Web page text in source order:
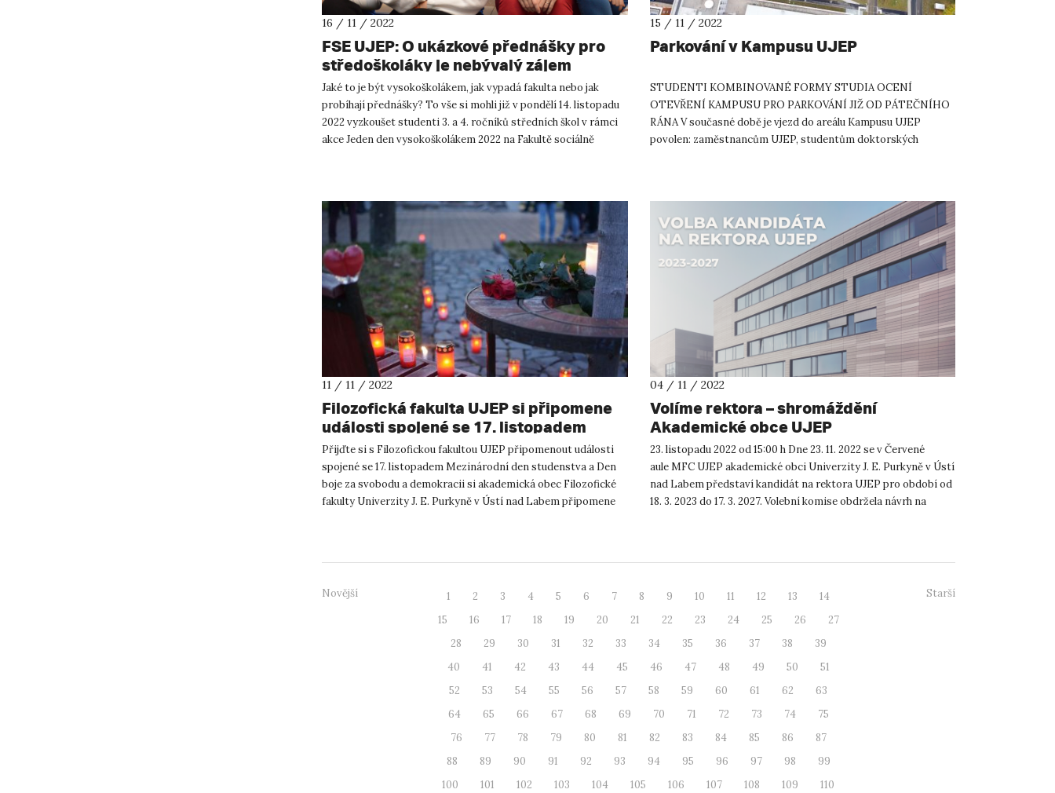
16 / 11 / 2022
FSE UJEP: O ukázkové přednášky pro
středoškoláky je nebývalý zájem
Jaké to je být vysokoškolákem, jak vypadá fakulta nebo jak
probíhají přednášky? To vše si mohli již v pondělí 14. listopadu
2022 vyzkoušet studenti 3. a 4. ročníků středních škol v rámci
akce Jeden den vysokoškolákem 2022 na Fakultě sociálně
15 / 11 / 2022
Parkování v Kampusu UJEP
STUDENTI KOMBINOVANÉ FORMY STUDIA OCENÍ
OTEVŘENÍ KAMPUSU PRO PARKOVÁNÍ JIŽ OD PÁTEČNÍHO
RÁNA V současné době je vjezd do areálu Kampusu UJEP
povolen: zaměstnancům UJEP, studentům doktorských
11 / 11 / 2022
Filozofická fakulta UJEP si připomene
události spojené se 17. listopadem
Přijďte si s Filozofickou fakultou UJEP připomenout události
spojené se 17. listopadem Mezinárodní den studenstva a Den
boje za svobodu a demokracii si akademická obec Filozofické
fakulty Univerzity J. E. Purkyně v Ústí nad Labem připomene
04 / 11 / 2022
Volíme rektora – shromáždění
Akademické obce UJEP
23. listopadu 2022 od 15:00 h Dne 23. 11. 2022 se v Červené
aule MFC UJEP akademické obci Univerzity J. E. Purkyně v Ústí
nad Labem představí kandidát na rektora UJEP pro období od
18. 3. 2023 do 17. 3. 2027. Volební komise obdržela návrh na
Novější 1 2 3 4 5 6 7 8 9 10 11 12 13
14
15
16 17 18 19 20 21 22 23 24 25 26
27
28
29 30 31 32 33 34 35 36 37 38
39
40
41 42 43 44 45 46 47 48 49 50
51
52
53 54 55 56 57 58 59 60 61 62
63
64
65 66 67 68 69 70 71 72 73 74
75
76
77 78 79 80 81 82 83 84 85 86
87
88
89 90 91 92 93 94 95 96 97 98
99
100
101 102 103 104 105 106 107 108 109 110
Starší